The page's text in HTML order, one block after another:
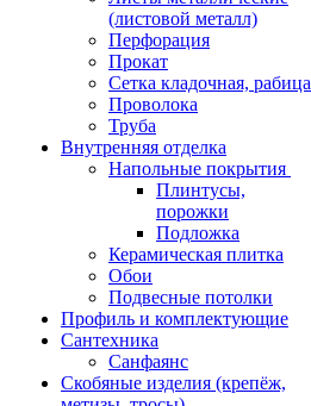
(листовой металл)
Перфорация
Прокат
Сетка кладочная, рабица
Проволока
Труба
Внутренняя отделка
Напольные покрытия
Плинтусы,
порожки
Подложка
Керамическая плитка
Обои
Подвесные потолки
Профиль и комплектующие
Сантехника
Санфаянс
Скобяные изделия (крепёж,